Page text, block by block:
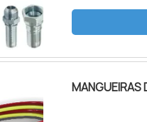
MANGUEIRAS